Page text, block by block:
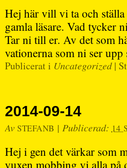
Hej här vill vi ta och
gamla läsare. Vad tycker
Tar ni till er. Av det som
vationerna som ni ser upp
Publicerat i Uncategorized |
2014-09-14
Av STEFANB | Publicerad: 14
Hej i gen det värkar som
vuxen mobbing vi alla på